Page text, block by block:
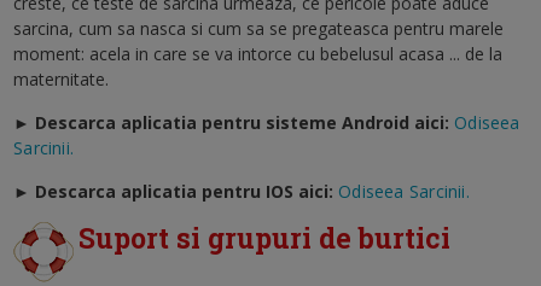
sarcina, cum sa nasca si cum sa se pregateasca pentru marele
moment: acela in care se va intorce cu bebelusul acasa ... de la
maternitate.
► Descarca aplicatia pentru sisteme Android aici: Odiseea
Sarcinii.
► Descarca aplicatia pentru IOS aici: Odiseea Sarcinii.
Suport si grupuri de burtici